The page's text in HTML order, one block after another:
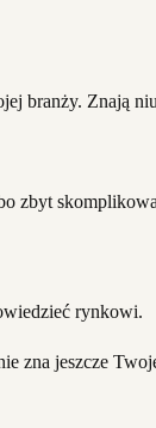
branży. Znają
zbyt
rynkowi.
zna jeszcze